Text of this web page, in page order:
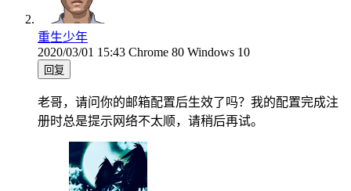
重生少年
2020/03/01 15:43 Chrome 80 Windows 10
回复
老哥，请问你的邮箱配置后生效了吗？我的配置完成注
册时总是提示网络不太顺，请稍后再试。